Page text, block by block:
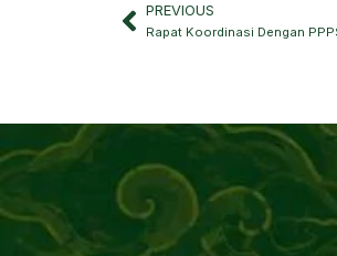
Prev
PREVIOUS
Rapat Koordinasi Dengan